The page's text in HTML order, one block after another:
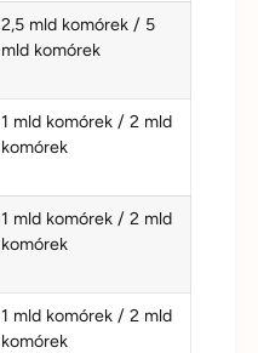
2,5 mld komórek / 5
mld komórek
1 mld komórek / 2 mld
komórek
1 mld komórek / 2 mld
komórek
1 mld komórek / 2 mld
komórek